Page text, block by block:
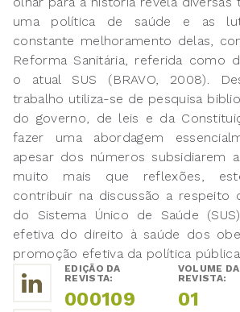
uma política de saúde e as
constante melhoramento delas,
Reforma Sanitária, referida como
o atual SUS (BRAVO, 2008).
trabalho utiliza-se de pesquisa
do governo, de leis e da
fazer uma abordagem
apesar dos números subsidiarem
muito mais que reflexões,
contribuir na discussão a respeito
do Sistema Único de Saúde
efetiva do direito à saúde dos
promoção efetiva da política
EDIÇÃO DA
REVISTA:
000109
VOLUME DA
REVISTA:
01